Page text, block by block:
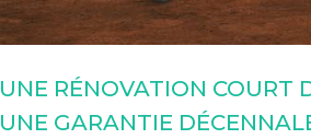
UNE RÉNOVATION COURT
UNE GARANTIE